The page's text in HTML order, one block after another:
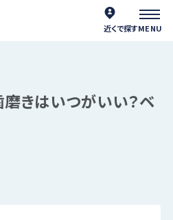
近くで探す
磨きはいつがいい？ベ